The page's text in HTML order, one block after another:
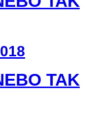
TAK